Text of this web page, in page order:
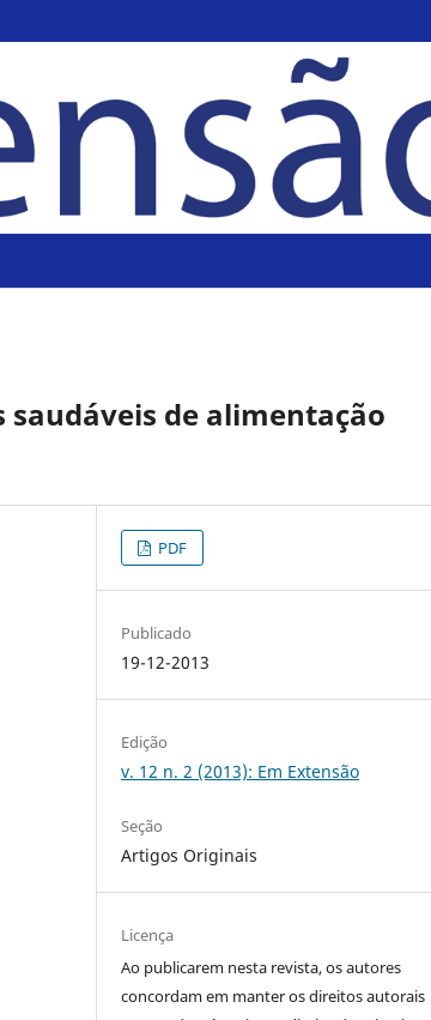
de alimentação
PDF
Publicado
19-12-2013
Edição
v. 12 n. 2 (2013): Em Extensão
Seção
Artigos Originais
Licença
Ao publicarem nesta revista, os autores
concordam em manter os direitos autorais